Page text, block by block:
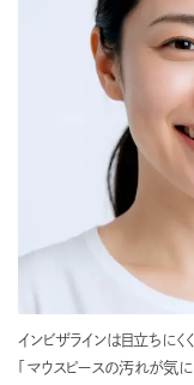
インビザラインは目立ちに
「マウスピースの汚れが気